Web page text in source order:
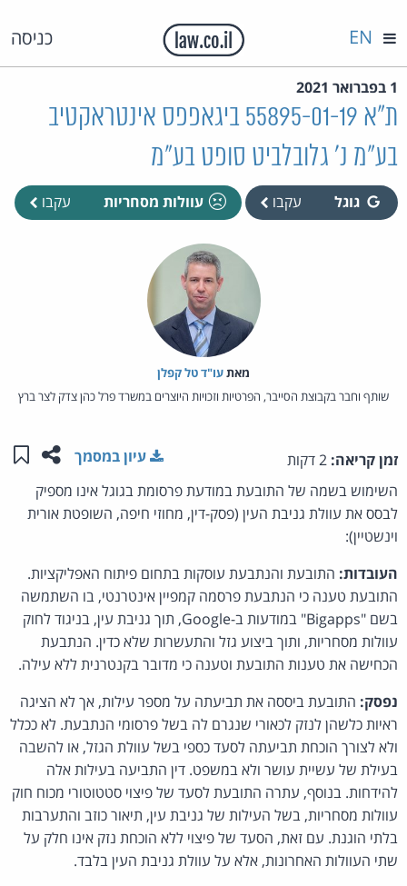
כניסה EN
1 בפברואר 2021
ת"א 55895-01-19 ביגאפפס אינטראקטיב
בע"מ נ' גלובלביט סופט בע"מ
גוגל עקבו עוולות מסחריות עקבו
מאת‏עו"ד טל קפלן
שותף וחבר בקבוצת הסייבר, הפרטיות וזכויות היוצרים במשרד פרל כהן צדק לצר ברץ
זמן קריאה: שתפו
עיון במסמך
השימוש בשמה של התובעת במודעת פרסומת בגוגל אינו מספיק
לבסס את עוולת גניבת העין (פסק-דין, מחוזי חיפה, השופטת אורית
וינשטיין):
העובדות: התובעת והנתבעת עוסקות בתחום פיתוח האפליקציות.
התובעת טענה כי הנתבעת פרסמה קמפיין אינטרנטי, בו השתמשה
בשם "Bigapps" במודעות ב-Google, תוך גניבת עין, בניגוד לחוק
עוולות מסחריות, ותוך ביצוע גזל והתעשרות שלא כדין. הנתבעת
הכחישה את טענות התובעת וטענה כי מדובר בקנטרנית ללא עילה.
נפסק: התובעת ביססה את תביעתה על מספר עילות, אך לא הציגה
ראיות כלשהן לנזק לכאורי שנגרם לה בשל פרסומי הנתבעת. לא ככלל
ולא לצורך הוכחת תביעתה לסעד כספי בשל עוולת הגזל, או להשבה
בעילת של עשיית עושר ולא במשפט. דין התביעה בעילות אלה
להידחות. בנוסף, עתרה התובעת לסעד של פיצוי סטטוטורי מכוח חוק
עוולות מסחריות, בשל העילות של גניבת עין, תיאור כוזב והתערבות
בלתי הוגנת. עם זאת, הסעד של פיצוי ללא הוכחת נזק אינו חלק על
שתי העוולות האחרונות, אלא על עוולת גניבת העין בלבד.